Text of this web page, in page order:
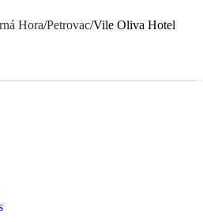
Hora/Petrovac/Vile Oliva Hotel